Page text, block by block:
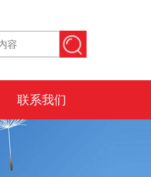
联系我们